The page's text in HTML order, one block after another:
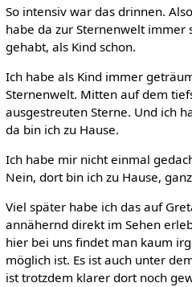
So intensiv war das drinnen.
habe da zur Sternenwelt immer
gehabt, als Kind schon.
Ich habe als Kind immer
Sternenwelt. Mitten auf dem
ausgestreuten Sterne. Und ich
da bin ich zu Hause.
Ich habe mir nicht einmal
Nein, dort bin ich zu Hause,
Viel später habe ich das auf
annähernd direkt im Sehen
hier bei uns findet man kaum
möglich ist. Es ist auch unter
ist trotzdem klarer dort noch